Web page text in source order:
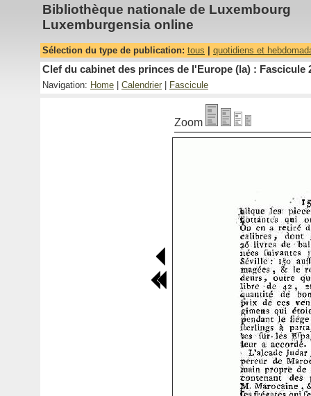
Bibliothèque nationale de Luxembourg
Luxemburgensia online
Sélection du type de publication: tous quotidiens et
Clef du cabinet des princes de l'Europe (la) : Fascicule
Navigation: Home Calendrier Fascicule
Zoom